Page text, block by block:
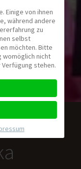
Einige von ihnen
während andere
zu
selbst
möchten. Bitte
womöglich nicht
stehen.